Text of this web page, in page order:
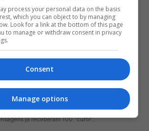
14 Março 2023
de fórum
dois anos de fórum. Parabéns!!
> Quantidade
suas mensagens foram curtidas!
19 Outubro 2022
parar!
100 mensagens. Esperamos que tenha feito
de um dia!
25 Agosto 2020
popular
já receberam 100 "curtir".
process your personal data on the basis
which you can object to by managing
Look for a link at the bottom of this page
to manage or withdraw consent in privacy
Consent
Manage options